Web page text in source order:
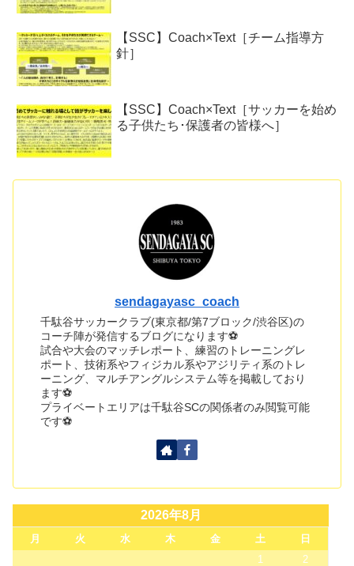
【SSC】Coach×Text［チーム指導方
針］
【SSC】Coach×Text［サッカーを始め
る子供たち･保護者の皆様へ］
sendagayasc_coach
千駄谷サッカークラブ(東京都/第7ブロック/渋谷区)の
コーチ陣が発信するブログになります⚽
試合や大会のマッチレポート、練習のトレーニングレ
ポート、技術系やフィジカル系やアジリティ系のトレ
ーニング、マルチアングルシステム等を掲載しており
ます⚽
プライベートエリアは千駄谷SCの関係者のみ閲覧可能
です⚽
2026年8月
月 火 水 木 金 土
日
1
2